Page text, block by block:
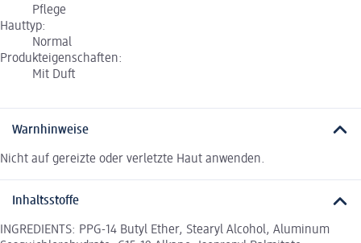
Pflege
Hauttyp:
Normal
Produkteigenschaften:
Mit Duft
Warnhinweise
Nicht auf gereizte oder verletzte Haut anwenden.
Inhaltsstoffe
INGREDIENTS: PPG-14 Butyl Ether, Stearyl Alcohol, Aluminum